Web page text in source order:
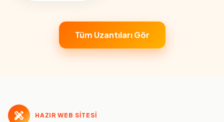
Tüm Uzantıları Gör
HAZIR WEB SİTESİ